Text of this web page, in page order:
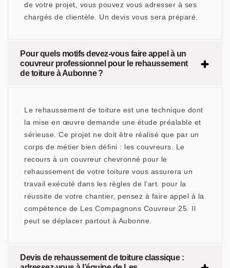
de votre projet, vous pouvez vous adresser à ses
chargés de clientèle. Un devis vous sera préparé.
Pour quels motifs devez-vous faire appel à un
couvreur professionnel pour le rehaussement
de toiture à Aubonne ?
Le rehaussement de toiture est une technique dont
la mise en œuvre demande une étude préalable et
sérieuse. Ce projet ne doit être réalisé que par un
corps de métier bien défini : les couvreurs. Le
recours à un couvreur chevronné pour le
rehaussement de votre toiture vous assurera un
travail exécuté dans les règles de l’art. pour la
réussite de votre chantier, pensez à faire appel à la
compétence de Les Compagnons Couvreur 25. Il
peut se déplacer partout à Aubonne.
Devis de rehaussement de toiture classique :